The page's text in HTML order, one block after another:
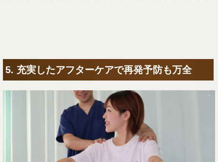
5. 充実したアフターケアで再発予防も万全